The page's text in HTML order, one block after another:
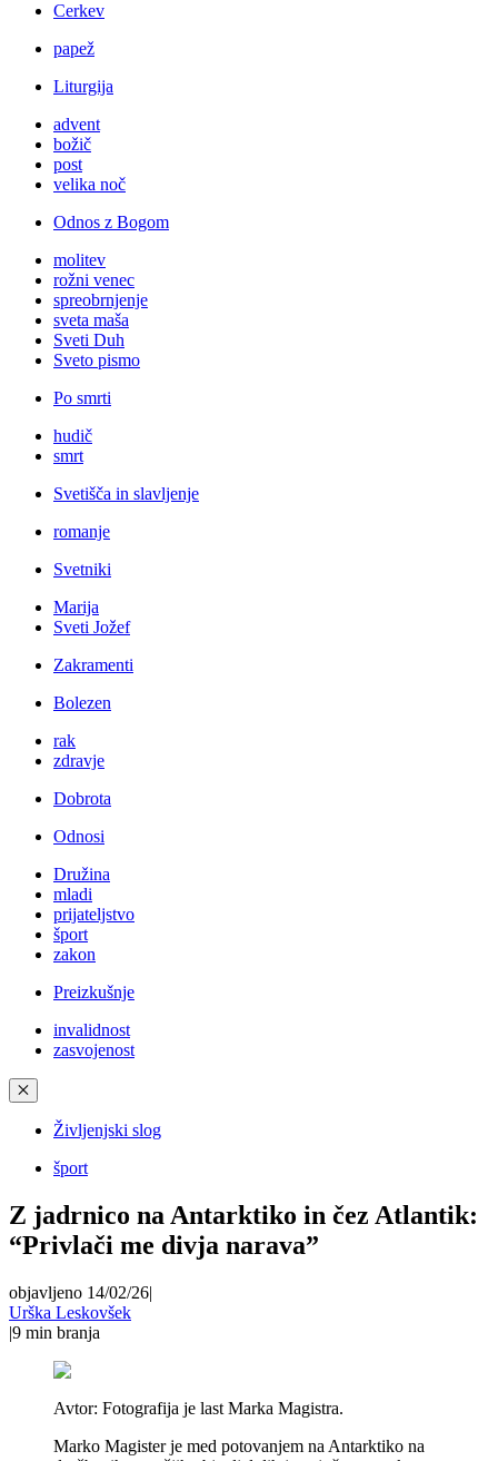
Cerkev
papež
Liturgija
advent
božič
post
velika noč
Odnos z Bogom
molitev
rožni venec
spreobrnjenje
sveta maša
Sveti Duh
Sveto pismo
Po smrti
hudič
smrt
Svetišča in slavljenje
romanje
Svetniki
Marija
Sveti Jožef
Zakramenti
Bolezen
rak
zdravje
Dobrota
Odnosi
Družina
mladi
prijateljstvo
šport
zakon
Preizkušnje
invalidnost
zasvojenost
✕
Življenjski slog
šport
Z jadrnico na Antarktiko in čez Atlantik:
“Privlači me divja narava”
objavljeno 14/02/26|
Urška Leskovšek
|9 min branja
Avtor: Fotografija je last Marka Magistra.
Marko Magister je med potovanjem na Antarktiko na